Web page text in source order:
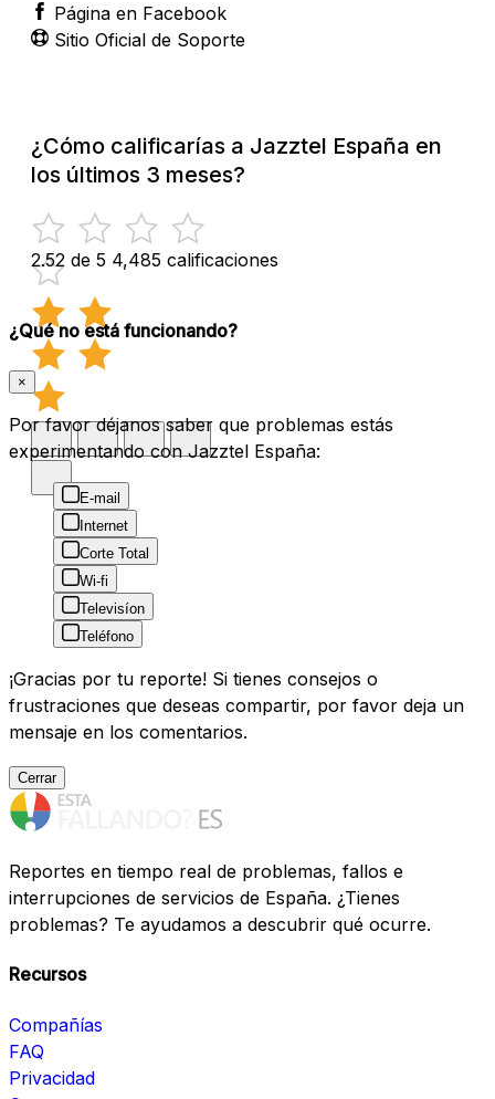
Página en Facebook
Sitio Oficial de Soporte
¿Cómo calificarías a Jazztel España en
los últimos 3 meses?
2.52 de 5 4,485 calificaciones
¿Qué no está funcionando?
×
Por favor déjanos saber que problemas estás
experimentando con Jazztel España:
E-mail
Internet
Corte Total
Wi-fi
Televisíon
Teléfono
¡Gracias por tu reporte! Si tienes consejos o
frustraciones que deseas compartir, por favor deja un
mensaje en los comentarios.
Cerrar
Reportes en tiempo real de problemas, fallos e
interrupciones de servicios de España. ¿Tienes
problemas? Te ayudamos a descubrir qué ocurre.
Recursos
Compañías
FAQ
Privacidad